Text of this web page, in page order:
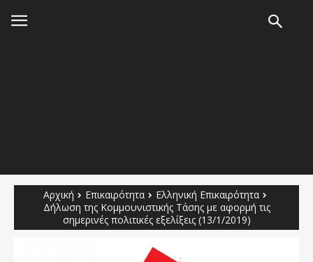
Αρχική Επικαιρότητα
Ελληνική Επικαιρότητα
Δήλωση της Κομμουνιστικής Τάσης με αφορμή τις
σημερινές πολιτικές εξελίξεις (13/1/2019)